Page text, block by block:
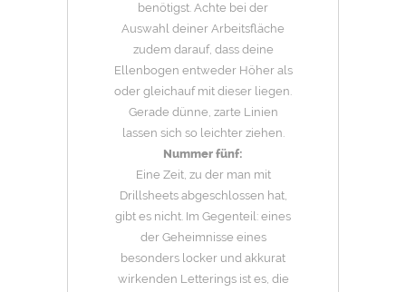
benötigst. Achte bei der
Auswahl deiner Arbeitsfläche
zudem darauf, dass deine
Ellenbogen entweder Höher als
oder gleichauf mit dieser liegen.
Gerade dünne, zarte Linien
lassen sich so leichter ziehen.
Nummer fünf:
Eine Zeit, zu der man mit
Drillsheets abgeschlossen hat,
gibt es nicht. Im Gegenteil: eines
der Geheimnisse eines
besonders locker und akkurat
wirkenden Letterings ist es, die